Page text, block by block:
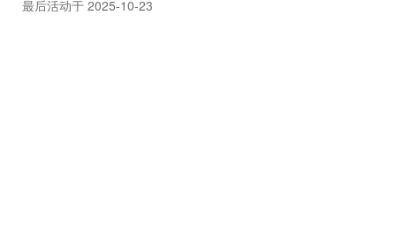
最后活动于 2025-10-23